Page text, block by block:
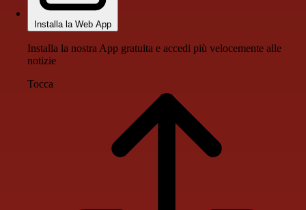
Installa la Web App
Installa la nostra App gratuita e accedi più velocemente alle
notizie
Tocca